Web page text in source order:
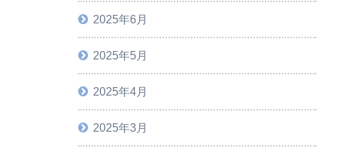
2025年6月
2025年5月
2025年4月
2025年3月